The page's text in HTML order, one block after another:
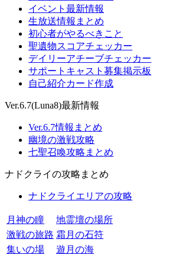
イベント最新情報
生放送情報まとめ
初心者がやるべきこと
聖遺物スコアチェッカー
デイリーアチーブチェッカー
サポートキャスト募集掲示板
自己紹介カード作成
Ver.6.7(Luna8)最新情報
Ver.6.7情報まとめ
幽境の激戦攻略
七聖召喚攻略まとめ
ナドクライの攻略まとめ
ナドクライエリアの攻略
月神の瞳
地霊壇の場所
激戦の旅路 霜月の石符
集いの場
遊月の海